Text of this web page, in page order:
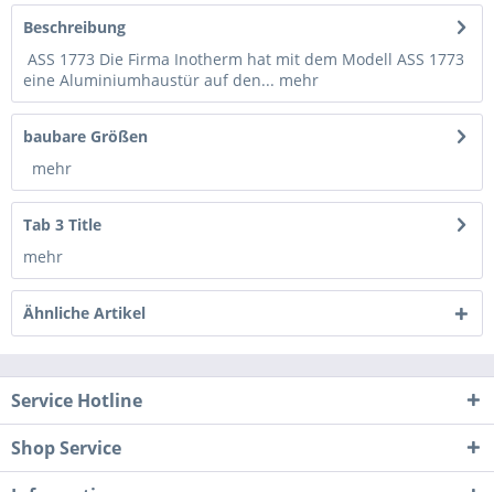
Beschreibung
ASS 1773 Die Firma Inotherm hat mit dem Modell ASS 1773
eine Aluminiumhaustür auf den... mehr
baubare Größen
mehr
Tab 3 Title
mehr
Ähnliche Artikel
Service Hotline
Shop Service